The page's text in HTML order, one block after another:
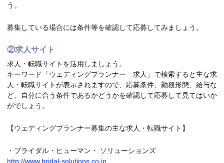
う。
募集している場合には条件等を確認して応募してみましょう。
②求人サイト
求人・転職サイトを活用しましょう。
キーワード「ウェディングプランナー 求人」で検索すると主な求
人・転職サイトが表示されますので、応募条件、勤務形態、給与な
ど、自分に合う条件であるかどうかを確認して応募して見てはいか
がでしょう。
【ウェディングプランナー募集の主な求人・転職サイト】
・ブライダル・ヒューマン・ ソリューションズ
http://www.bridal-solutions.co.jp